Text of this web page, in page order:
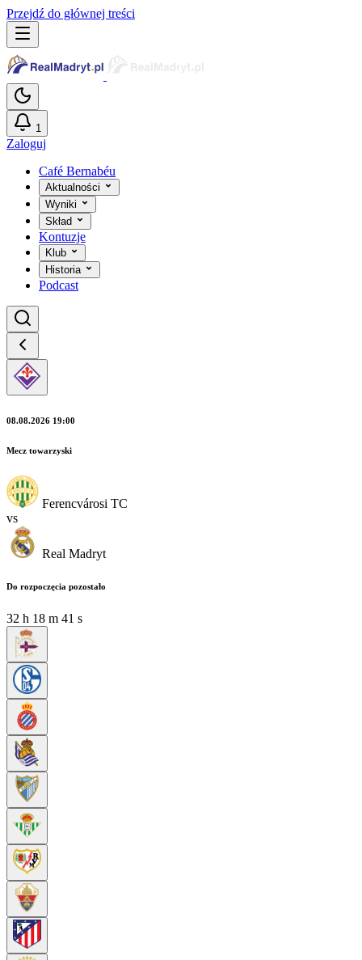
Przejdź do głównej treści
1
Zaloguj
Café Bernabéu
Aktualności
Wyniki
Skład
Kontuzje
Klub
Historia
Podcast
08.08.2026 19:00
Mecz towarzyski
Ferencvárosi TC
vs
Real Madryt
Do rozpoczęcia pozostało
32 h 18 m 41 s